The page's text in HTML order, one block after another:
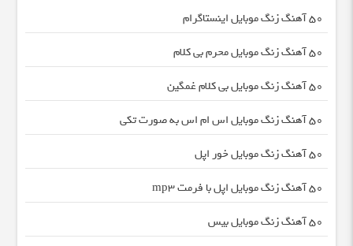
50 آهنگ زنگ موبایل اینستاگرام
50 آهنگ زنگ موبایل محرم بی کلام
50 آهنگ زنگ موبایل بی کلام غمگین
50 آهنگ زنگ موبایل اس ام اس به صورت تکی
50 آهنگ زنگ موبایل خور اپل
50 آهنگ زنگ موبایل اپل با فرمت mp3
50 آهنگ زنگ موبایل بیس